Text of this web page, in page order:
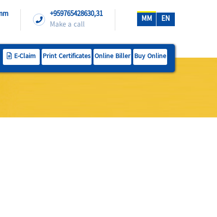
+959765428630,31
Make a call
EN
MM
Buy Online
Online Biller
Print Certificates
E-Claim